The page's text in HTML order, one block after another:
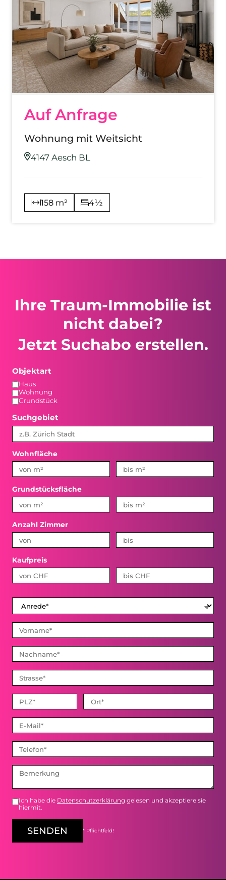
Auf Anfrage
Wohnung mit Weitsicht
4147 Aesch BL
158 m² 4½
Ihre Traum-Immobilie ist
nicht dabei?
Jetzt Suchabo erstellen.
Objektart
Haus
Wohnung
Grundstück
Suchgebiet
Wohnfläche
Grundstücksfläche
Anzahl Zimmer
Kaufpreis
Ich habe die Datenschutzerklärung gelesen und akzeptiere sie
hiermit.
SENDEN * Pflichtfeld!